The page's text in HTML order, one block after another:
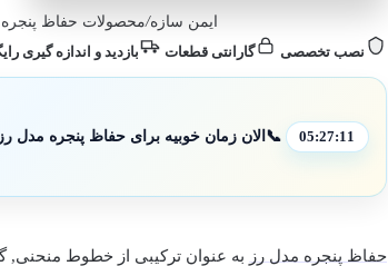
ایمن سازه/محصولات حفاظ پنجره
نصب تخصصی
گارانتی قطعات بازدید و اندازه گیری
05:27:09
📞 الان زمان خوبیه برای حفاظ پنجره مدل
حفاظ پنجره مدل رز به عنوان ترکیبی از خطوط منحنی,